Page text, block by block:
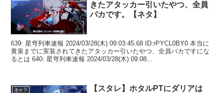
きたアタッカー引いたやつ、全員
バカです。【ネタ】
639: 星穹列車速報 2024/03/28(木) 09:03:45.68 ID:rPYCL0BY0 本当に
黄泉までに実装されてきたアタッカー引いたやつ、全員バカですにな
るとは 640: 星穹列車速報 2024/03/28(木) 09:08...
キャラ
【スタレ】ホタルPTにダリアは